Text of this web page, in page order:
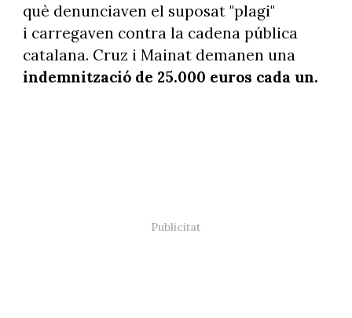
què denunciaven el suposat "plagi"
i carregaven contra la cadena pública
catalana. Cruz i Mainat demanen una
indemnització de 25.000 euros cada un.